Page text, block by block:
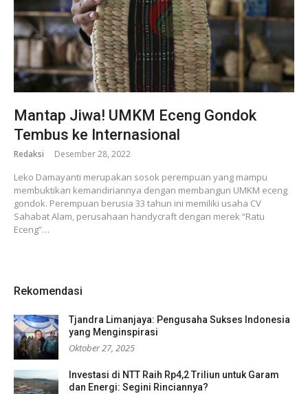
Mantap Jiwa! UMKM Eceng Gondok
Tembus ke Internasional
Redaksi Desember 28, 2022
Leko Damayanti merupakan sosok perempuan yang mampu
membuktikan kemandiriannya dengan membangun UMKM eceng
gondok. Perempuan berusia 33 tahun ini memiliki usaha CV
Sahabat Alam, perusahaan handycraft dengan merek “Ratu
Eceng”…
Rekomendasi
Tjandra Limanjaya: Pengusaha Sukses Indonesia
yang Menginspirasi
Oktober 27, 2025
Investasi di NTT Raih Rp4,2 Triliun untuk Garam
dan Energi: Segini Rinciannya?